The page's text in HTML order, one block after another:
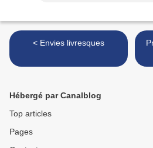
< Envies livresques
Hébergé par Canalblog
Top articles
Pages